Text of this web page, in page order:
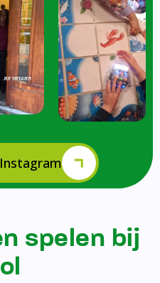
spelen bij